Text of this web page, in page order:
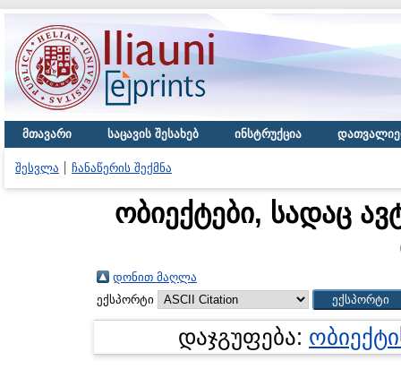
მთავარი საცავის შესახებ ინსტრუქცია
შესვლა ჩანაწერის შექმნა
ობიექტები, სადაც
დონით მაღლა
ექსპორტი
დაჯგუფება: